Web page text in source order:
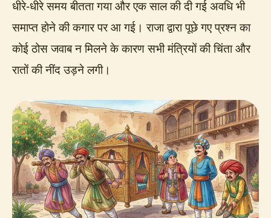
धीरे-धीरे समय बीतता गया और एक साल की दी गई अवधि भी
समाप्त होने की कगार पर आ गई। राजा द्वारा पूछे गए प्रश्न का
कोई ठोस जवाब न मिलने के कारण सभी मंत्रियों की चिंता और
रातों की नींद उड़ने लगी।